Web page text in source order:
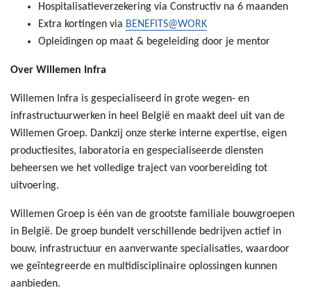
Hospitalisatieverzekering via Constructiv na 6 maanden
Extra kortingen via BENEFITS@WORK
Opleidingen op maat & begeleiding door je mentor
Over Willemen Infra
Willemen Infra is gespecialiseerd in grote wegen- en
infrastructuurwerken in heel België en maakt deel uit van de
Willemen Groep. Dankzij onze sterke interne expertise, eigen
productiesites, laboratoria en gespecialiseerde diensten
beheersen we het volledige traject van voorbereiding tot
uitvoering.
Willemen Groep is één van de grootste familiale bouwgroepen
in België. De groep bundelt verschillende bedrijven actief in
bouw, infrastructuur en aanverwante specialisaties, waardoor
we geïntegreerde en multidisciplinaire oplossingen kunnen
aanbieden.